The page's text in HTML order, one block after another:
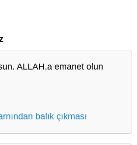
ALLAH,a emanet olun
balık çıkması